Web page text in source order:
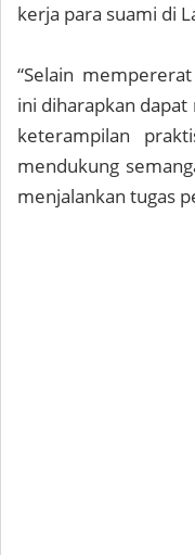
kerja para suami di
“Selain
ini diharapkan
keterampilan
mendukung
menjalankan tugas